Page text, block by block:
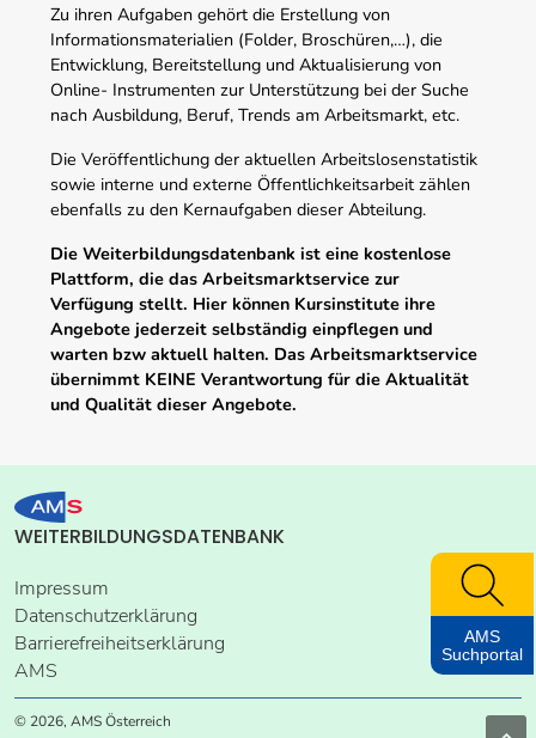
Zu ihren Aufgaben gehört die Erstellung von
Informationsmaterialien (Folder, Broschüren,…), die
Entwicklung, Bereitstellung und Aktualisierung von
Online- Instrumenten zur Unterstützung bei der Suche
nach Ausbildung, Beruf, Trends am Arbeitsmarkt, etc.
Die Veröffentlichung der aktuellen Arbeitslosenstatistik
sowie interne und externe Öffentlichkeitsarbeit zählen
ebenfalls zu den Kernaufgaben dieser Abteilung.
Die Weiterbildungsdatenbank ist eine kostenlose
Plattform, die das Arbeitsmarktservice zur
Verfügung stellt. Hier können Kursinstitute ihre
Angebote jederzeit selbständig einpflegen und
warten bzw aktuell halten. Das Arbeitsmarktservice
übernimmt KEINE Verantwortung für die Aktualität
und Qualität dieser Angebote.
WEITERBILDUNGSDATENBANK
Impressum
Datenschutzerklärung
Barrierefreiheitserklärung
AMS
© 2026, AMS Österreich
AMS
Suchportal